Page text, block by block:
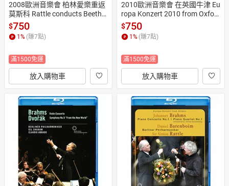
2008歐洲音樂會 柏林愛樂重返
莫斯科 Rattle conducts Beetho
ven, Stravinsky & Bruch (藍光Bl
u-ray) 【EuroArts】
$750
1% (賺7點)
滿1500免運
放入購物車
2010歐洲音樂會 在英國牛津 Eu
ropa Konzert 2010 from Oxfor
d (藍光Blu-ray) 【EuroArts】
$750
1% (賺7點)
滿1500免運
放入購物車